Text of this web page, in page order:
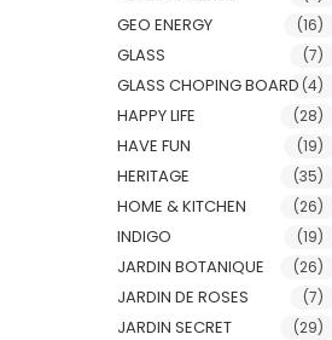
GEO ENERGY (16)
GLASS (7)
GLASS CHOPING BOARD (4)
HAPPY LIFE (28)
HAVE FUN (19)
HERITAGE (35)
HOME & KITCHEN (26)
INDIGO (19)
JARDIN BOTANIQUE (26)
JARDIN DE ROSES (7)
JARDIN SECRET (29)